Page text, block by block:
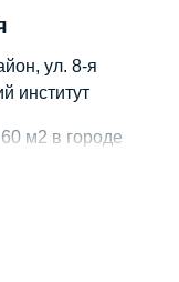
ул. 8-я
институт
м2 в городе
под